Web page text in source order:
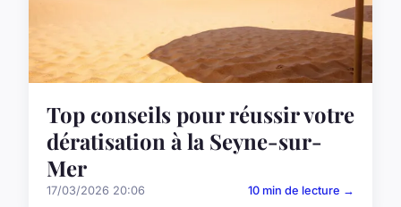
Top conseils pour réussir votre
dératisation à la Seyne-sur-
Mer
17/03/2026 20:06 10 min de lecture →